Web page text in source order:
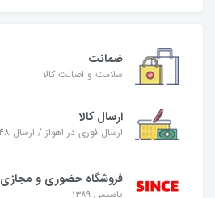
ضمانت
سلامت و اصالت کالا
ارسال کالا
ارسال فوری در اهواز / ارسال 48ساعته به سراسر ایران
فروشگاه حضوری و مجازی
تاسیس ۱۳۸۹